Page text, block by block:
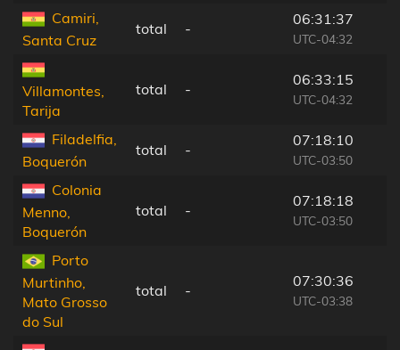
Camiri,
Santa Cruz
total -
06:31:37
UTC-04:32
Villamontes,
Tarija
total -
06:33:15
UTC-04:32
Filadelfia,
Boquerón
total -
07:18:10
UTC-03:50
Colonia
Menno,
Boquerón
total -
07:18:18
UTC-03:50
Porto
Murtinho,
Mato Grosso
do Sul
total -
07:30:36
UTC-03:38